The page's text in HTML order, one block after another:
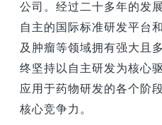
公司。经过二十多年的发
自主的国际标准研发平台
及肿瘤等领域拥有强大且
终坚持以自主研发为核心
应用于药物研发的各个阶
核心竞争力。